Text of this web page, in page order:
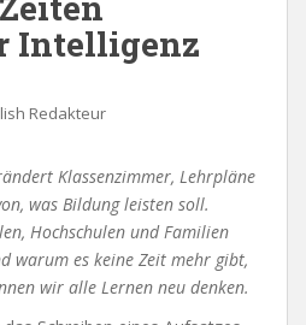
Intelligenz
Redakteur
Klassenzimmer, Lehrpläne
was Bildung leisten soll.
Hochschulen und Familien
warum es keine Zeit mehr gibt,
wir alle Lernen neu denken.